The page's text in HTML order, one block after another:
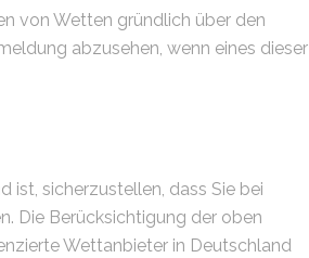
von Wetten gründlich über den
abzusehen, wenn eines dieser
ist, sicherzustellen, dass Sie bei
Die Berücksichtigung der oben
Wettanbieter in Deutschland